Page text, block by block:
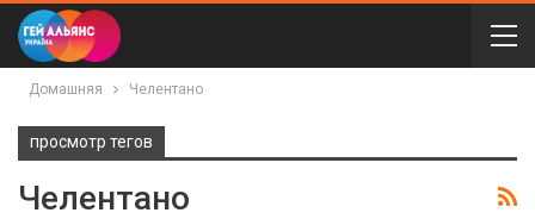
Домашняя Челентано
просмотр тегов
Челентано